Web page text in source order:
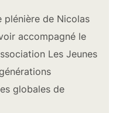
plénière de Nicolas
accompagné le
Les Jeunes
globales de